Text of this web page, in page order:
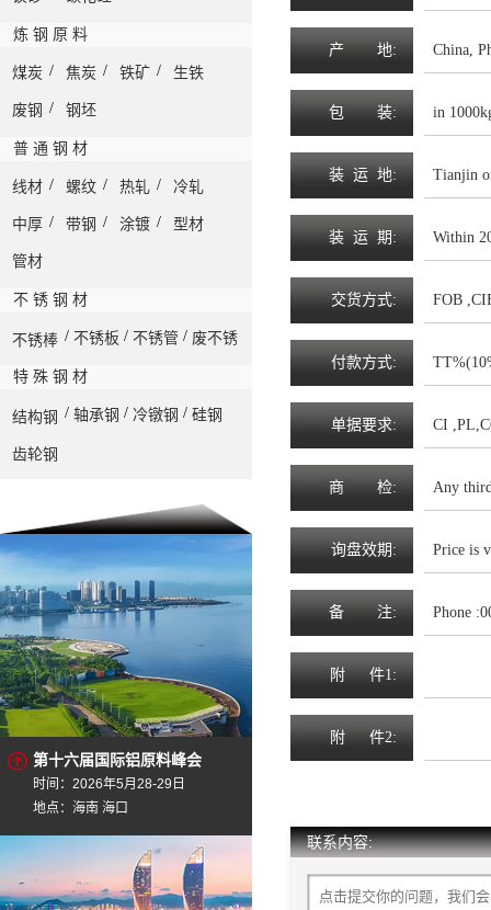
炼 钢 原 料
煤炭 / 焦炭 / 铁矿 / 生铁
废钢 / 钢坯
普 通 钢 材
线材 / 螺纹 / 热轧 / 冷轧
中厚 / 带钢 / 涂镀 / 型材
管材
不 锈 钢 材
不锈棒 / 不锈板 / 不锈管 / 废不锈
特 殊 钢 材
结构钢 / 轴承钢 / 冷镦钢 / 硅钢
齿轮钢
第十六届国际铝原料峰会
时间：2026年5月28-29日
地点：海南 海口
产 地: China,
包 装: in
装 运 地: Tianjin
装 运 期 : Within
交货方式: FOB
付款方式:
单据要求: CI
商 检: Any
询盘效期 : Price is
备 注: Phone
附 件1:
附 件2:
联系内容: